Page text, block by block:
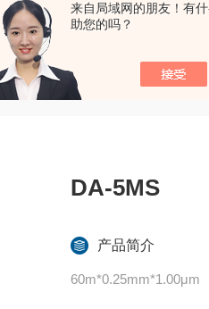
来自局域网的朋友！有
助您的吗？
产品中心/ / / 1525-6010DA-5MS
DA-5MS
产品简介
60m*0.25mm*1.00μm